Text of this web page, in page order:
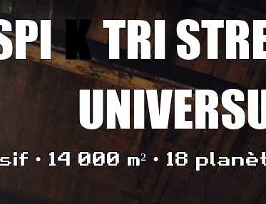
KTRI
• 14 000 m² • 18